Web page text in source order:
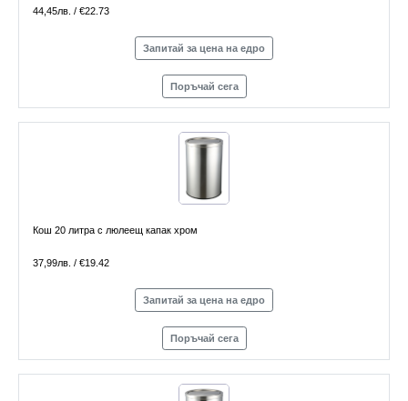
44,45лв. / €22.73
Запитай за цена на едро
Поръчай сега
Кош 20 литра с люлеещ капак хром
37,99лв. / €19.42
Запитай за цена на едро
Поръчай сега